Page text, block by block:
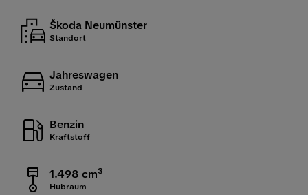
Škoda Neumünster
Standort
Jahreswagen
Zustand
Benzin
Kraftstoff
1.498 cm3
Hubraum